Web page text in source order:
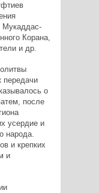
Мукаддас-
Корана,
и др.
передачи
о
после
усердие и
народа.
и крепких
и